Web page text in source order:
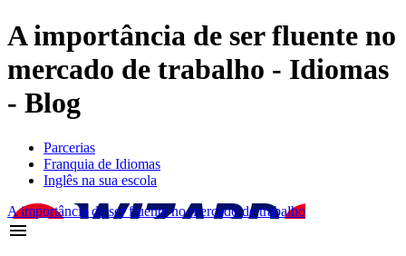
A importância de ser fluente no
mercado de trabalho - Idiomas
- Blog
Parcerias
Franquia de Idiomas
Inglês na sua escola
A importância de ser fluente no mercado de trabalho
menu